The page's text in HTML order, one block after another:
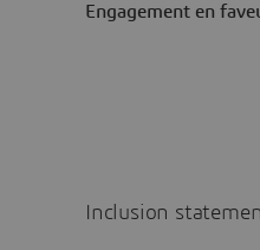
Inclusion